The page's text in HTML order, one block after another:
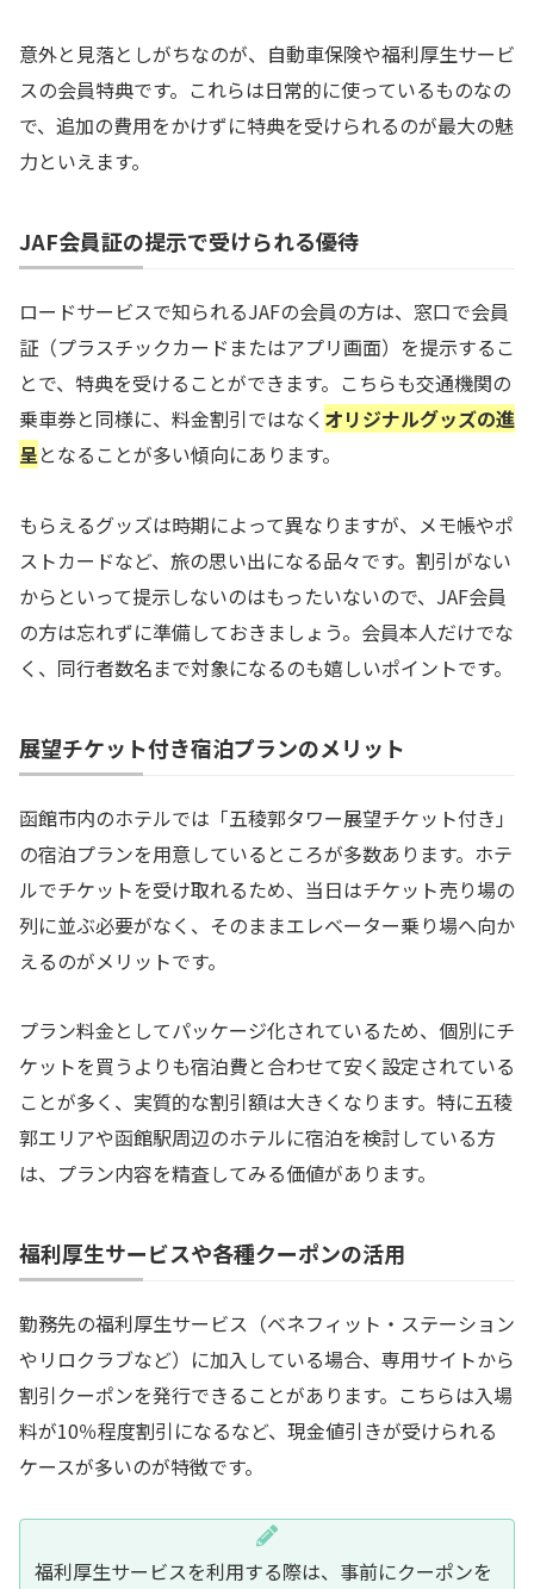
意外と見落としがちなのが、自動車保険や福利厚生サービ
スの会員特典です。これらは日常的に使っているものなの
で、追加の費用をかけずに特典を受けられるのが最大の魅
力といえます。
JAF会員証の提示で受けられる優待
ロードサービスで知られるJAFの会員の方は、窓口で会員
証（プラスチックカードまたはアプリ画面）を提示するこ
とで、特典を受けることができます。こちらも交通機関の
乗車券と同様に、料金割引ではなく オリジナルグッズの進
呈となることが多い傾向にあります。
もらえるグッズは時期によって異なりますが、メモ帳やポ
ストカードなど、旅の思い出になる品々です。割引がない
からといって提示しないのはもったいないので、JAF会員
の方は忘れずに準備しておきましょう。会員本人だけでな
く、同行者数名まで対象になるのも嬉しいポイントです。
展望チケット付き宿泊プランのメリット
函館市内のホテルでは「五稜郭タワー展望チケット付き」
の宿泊プランを用意しているところが多数あります。ホテ
ルでチケットを受け取れるため、当日はチケット売り場の
列に並ぶ必要がなく、そのままエレベーター乗り場へ向か
えるのがメリットです。
プラン料金としてパッケージ化されているため、個別にチ
ケットを買うよりも宿泊費と合わせて安く設定されている
ことが多く、実質的な割引額は大きくなります。特に五稜
郭エリアや函館駅周辺のホテルに宿泊を検討している方
は、プラン内容を精査してみる価値があります。
福利厚生サービスや各種クーポンの活用
勤務先の福利厚生サービス（ベネフィット・ステーション
やリロクラブなど）に加入している場合、専用サイトから
割引クーポンを発行できることがあります。こちらは入場
料が10％程度割引になるなど、現金値引きが受けられる
ケースが多いのが特徴です。
福利厚生サービスを利用する際は、事前にクーポンを